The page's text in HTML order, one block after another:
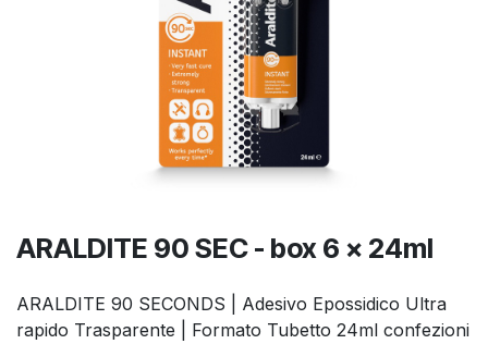
ARALDITE 90 SEC - box 6 x 24ml
ARALDITE 90 SECONDS | Adesivo Epossidico Ultra
rapido Trasparente | Formato Tubetto 24ml confezioni